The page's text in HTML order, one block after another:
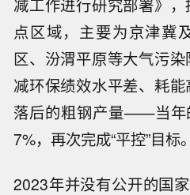
减工作进行研究部署》
点区域，主要为京津冀
区、汾渭平原等大气污
减环保绩效水平差、耗
落后的粗钢产量——当年
7%，再次完成“平控”目标。
2023年并没有公开的国